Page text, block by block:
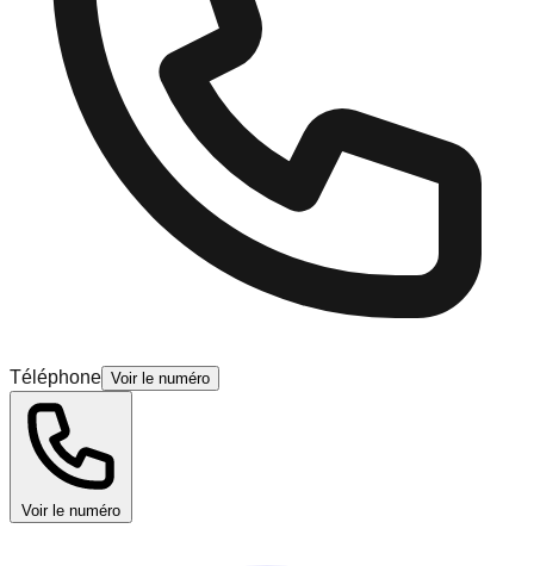
Téléphone Voir le numéro
Voir le numéro